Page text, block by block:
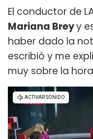
El conductor de
Mariana Breyy
haber dado la
escribió y me
muy sobre la